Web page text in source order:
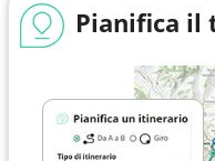
Pianifica